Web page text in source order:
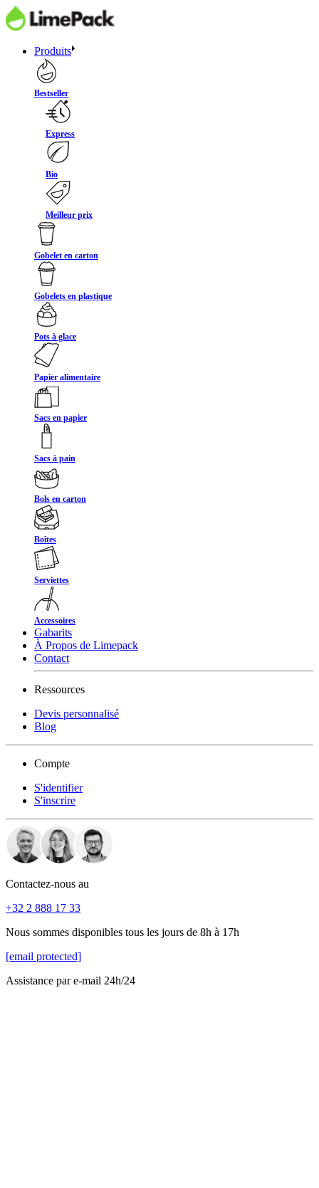
Produits
Bestseller
Express
Bio
Meilleur prix
Gobelet en carton
Gobelets en plastique
Pots à glace
Papier alimentaire
Sacs en papier
Sacs à pain
Bols en carton
Boîtes
Serviettes
Accessoires
Gabarits
À Propos de Limepack
Contact
Ressources
Devis personnalisé
Blog
Compte
S'identifier
S'inscrire
Contactez-nous au
+32 2 888 17 33
Nous sommes disponibles tous les jours de 8h à 17h
[email protected]
Assistance par e-mail 24h/24